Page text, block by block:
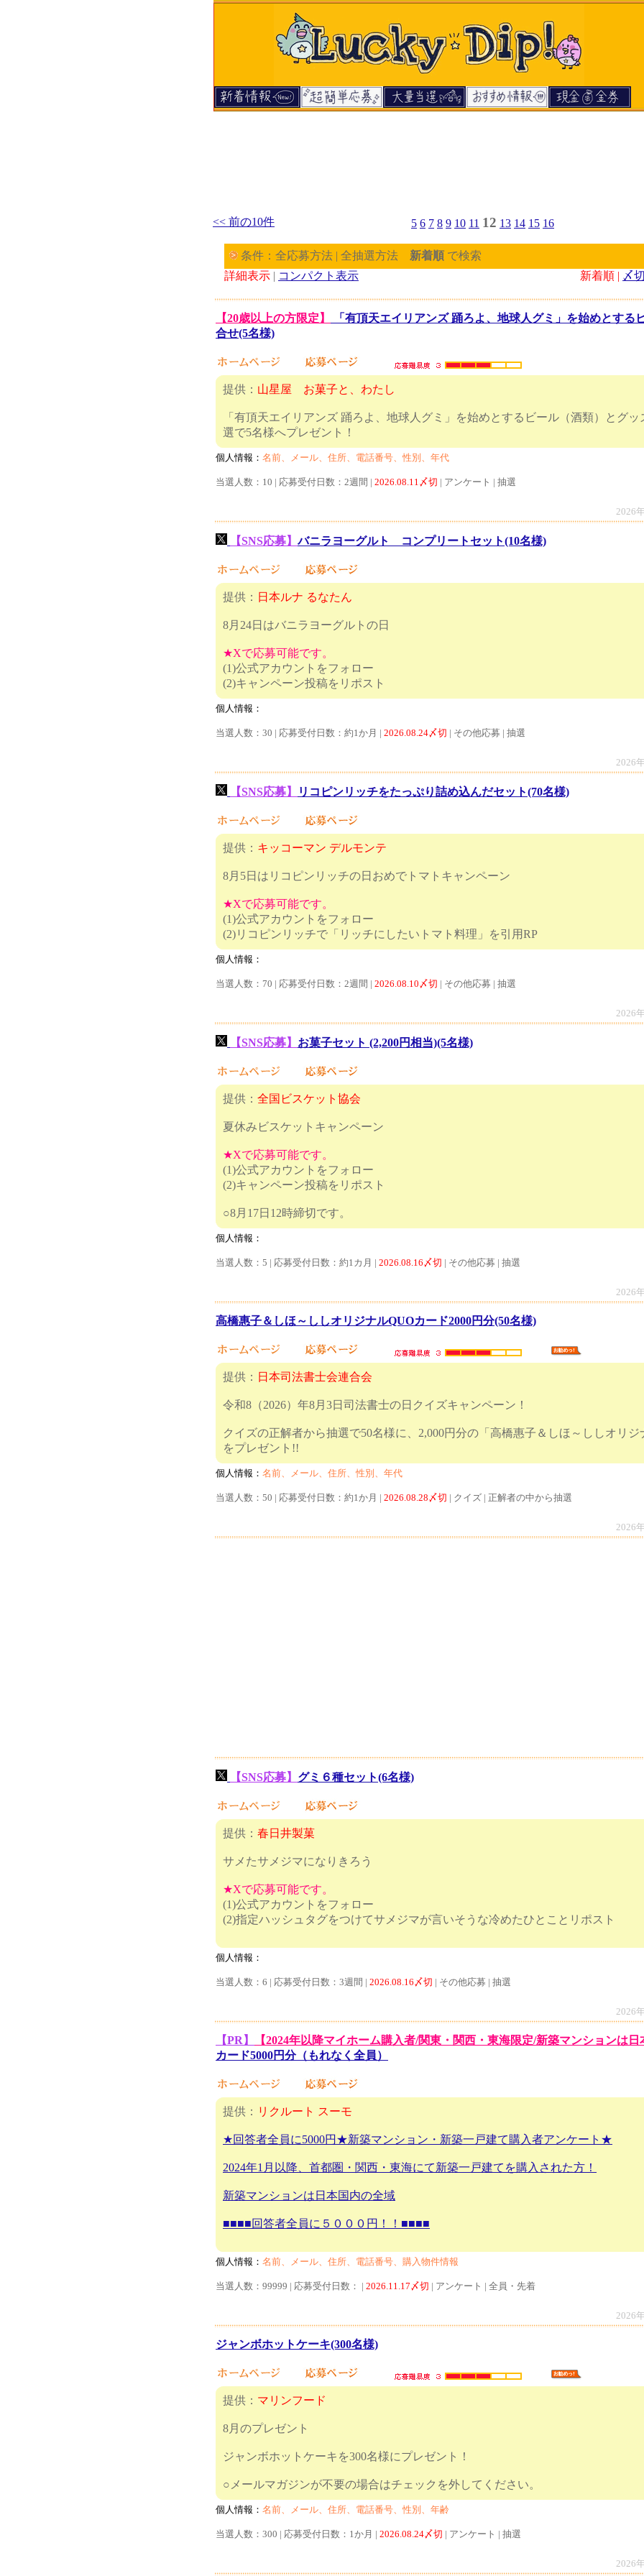
<< 前の10件 5 6 7 8 9 10 11 12 13 14 15 16
条件：全応募方法 | 全抽選方法 新着順 で検索
詳細表示 | コンパクト表示 新着順 | 〆
【20歳以上の方限定】
「有頂天エイリアンズ 踊ろよ、地球人グミ」を始めとする
合せ(5名様)
提供： 山星屋 お菓子と、わたし
「有頂天エイリアンズ 踊ろよ、地球人グミ」を始めとするビール（酒類）とグ
選で5名様へプレゼント！
個人情報： 名前、メール、住所、電話番号、性別、年代
当選人数：10 | 応募受付日数：2週間 | 2026.08.11〆切 | アンケート | 抽選
2026
【SNS応募】バニラヨーグルト コンプリートセット(10名様)
提供： 日本ルナ るなたん
8月24日はバニラヨーグルトの日
★Xで応募可能です。
(1)公式アカウントをフォロー
(2)キャンペーン投稿をリポスト
個人情報：
当選人数：30 | 応募受付日数：約1か月 | 2026.08.24〆切 | その他応募 | 抽選
2026
【SNS応募】 リコピンリッチをたっぷり詰め込んだセット(70名様)
提供： キッコーマン デルモンテ
8月5日はリコピンリッチの日おめでトマトキャンペーン
★Xで応募可能です。
(1)公式アカウントをフォロー
(2)リコピンリッチで「リッチにしたいトマト料理」を引用
個人情報：
当選人数：70 | 応募受付日数：2週間 | 2026.08.10〆切 | その他応募 | 抽選
2026
【SNS応募】 お菓子セット (2,200円相当)(5名様)
提供： 全国ビスケット協会
夏休みビスケットキャンペーン
★Xで応募可能です。
(1)公式アカウントをフォロー
(2)キャンペーン投稿をリポスト
○8月17日12時締切です。
個人情報：
当選人数：5 | 応募受付日数：約1カ月 | 2026.08.16〆切 | その他応募 | 抽選
2026
高橋惠子＆しほ～ししオリジナルQUOカード2000円分(50名様)
提供： 日本司法書士会連合会
令和8（2026）年8月3日司法書士の日クイズキャンペーン！
クイズの正解者から抽選で50名様に、2,000円分の「高橋惠子＆しほ～ししオリジ
をプレゼント!!
個人情報： 名前、メール、住所、性別、年代
当選人数：50 | 応募受付日数：約1か月 | 2026.08.28〆切 | クイズ | 正解者の中から抽選
2026
【SNS応募】 グミ６種セット(6名様)
提供： 春日井製菓
サメたサメジマになりきろう
★Xで応募可能です。
(1)公式アカウントをフォロー
(2)指定ハッシュタグをつけてサメジマが言いそうな冷めたひとことリポスト
個人情報：
当選人数：6 | 応募受付日数：3週間 | 2026.08.16〆切 | その他応募 | 抽選
2026
【PR】 【2024年以降マイホーム購入者/関東・関西・東海限定/新築マンションは日
カード5000円分（もれなく全員）
提供： リクルート スーモ
★回答者全員に5000円★新築マンション・新築一戸建て購入者アンケート★
2024年1月以降、首都圏・関西・東海にて新築一戸建てを購入された方！
新築マンションは日本国内の全域
■■■■回答者全員に５０００円！！■■■■
個人情報： 名前、メール、住所、電話番号、購入物件情報
当選人数：99999 | 応募受付日数： | 2026.11.17〆切 | アンケート | 全員・先着
2026
ジャンボホットケーキ(300名様)
提供： マリンフード
8月のプレゼント
ジャンボホットケーキを300名様にプレゼント！
○メールマガジンが不要の場合はチェックを外してくださ
個人情報： 名前、メール、住所、電話番号、性別、年齢
当選人数：300 | 応募受付日数：1か月 | 2026.08.24〆切 | アンケート | 抽選
2026